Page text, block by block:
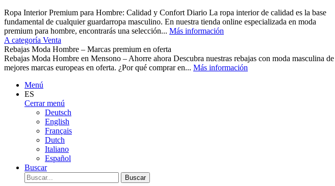
Ropa Interior Premium para Hombre: Calidad y Confort Diario La ropa interior de calidad es la base
fundamental de cualquier guardarropa masculino. En nuestra tienda online especializada en moda
premium para hombre, encontrarás una selección... Más información
A categoría Venta
Rebajas Moda Hombre – Marcas premium en oferta
Rebajas Moda Hombre en Mensono – Ahorre ahora Descubra nuestras rebajas con moda
mejores marcas europeas en oferta. ¿Por qué comprar en... Más información
Menú
ES
Cerrar menú
Deutsch
English
Français
Dutch
Italiano
Español
Buscar
Buscar